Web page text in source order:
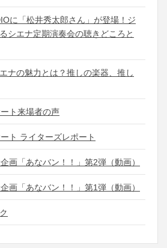
に「松井秀太郎さん」が登場！ジ
シエナ定期演奏会の聴きどころと
ナの魅力とは？推しの楽器、推し
ト来場者の声
ト ライターズレポート
画「あなバン！！」第2弾（動画）
画「あなバン！！」第1弾（動画）